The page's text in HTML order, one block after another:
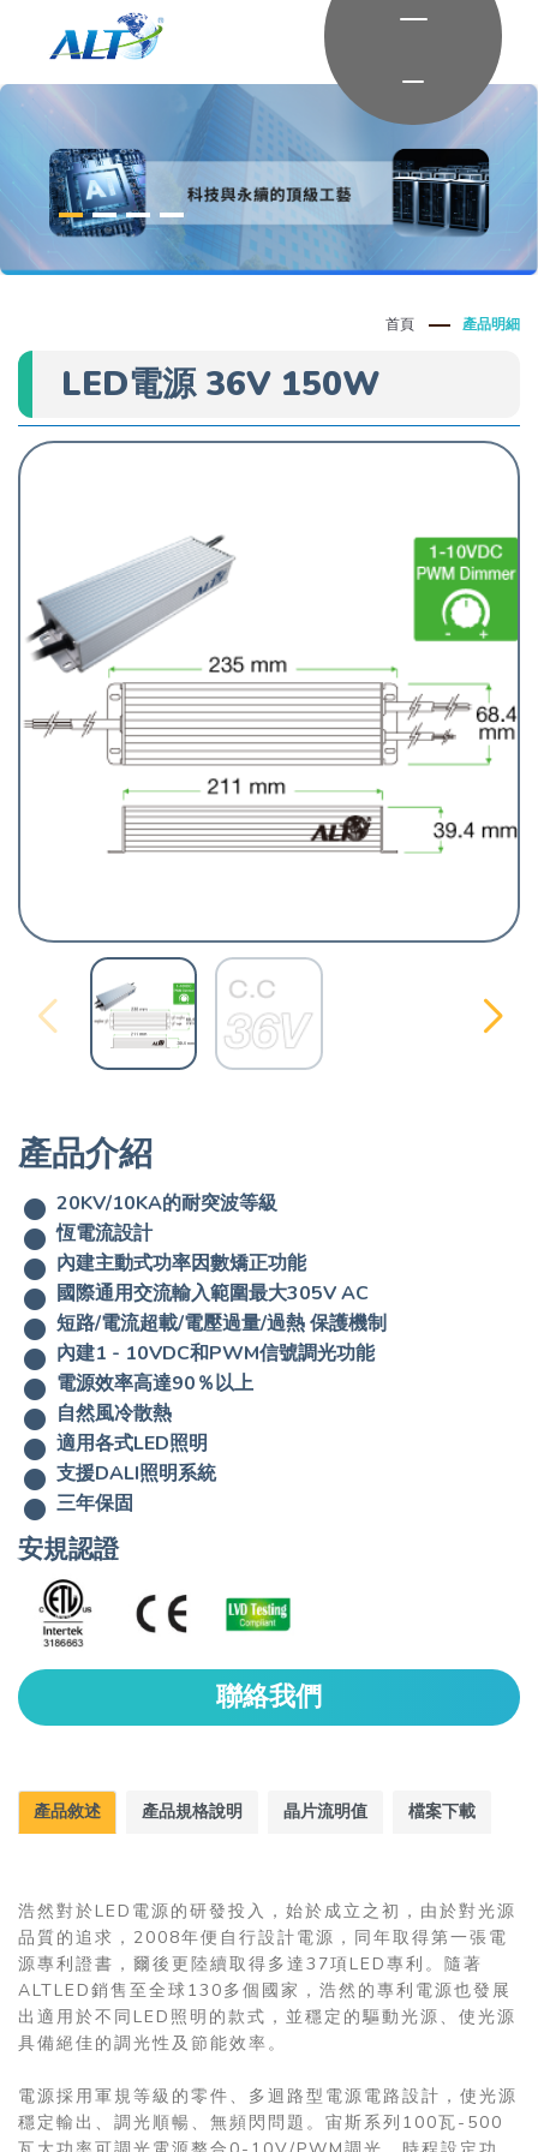
首頁 產品明細
LED電源 36V 150W
產品介紹
20KV/10KA的耐突波等級
恆電流設計
內建主動式功率因數矯正功能
國際通用交流輸入範圍最大305V AC
短路/電流超載/電壓過量/過熱 保護機制
內建1 - 10VDC和PWM信號調光功能
電源效率高達90％以上
自然風冷散熱
適用各式LED照明
支援DALI照明系統
三年保固
安規認證
聯絡我們
產品敘述 產品規格說明 晶片流明值 檔案下載
浩然對於LED電源的研發投入，始於成立之初，由於對光源
品質的追求，2008年便自行設計電源，同年取得第一張電
源專利證書，爾後更陸續取得多達37項LED專利。隨著
ALTLED銷售至全球130多個國家，浩然的專利電源也發展
出適用於不同LED照明的款式，並穩定的驅動光源、使光源
具備絕佳的調光性及節能效率。
電源採用軍規等級的零件、多迴路型電源電路設計，使光源
穩定輸出、調光順暢、無頻閃問題。宙斯系列100瓦-500